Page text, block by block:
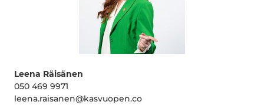
Leena Räisänen
050 469 9971
leena.raisanen@kasvuopen.co